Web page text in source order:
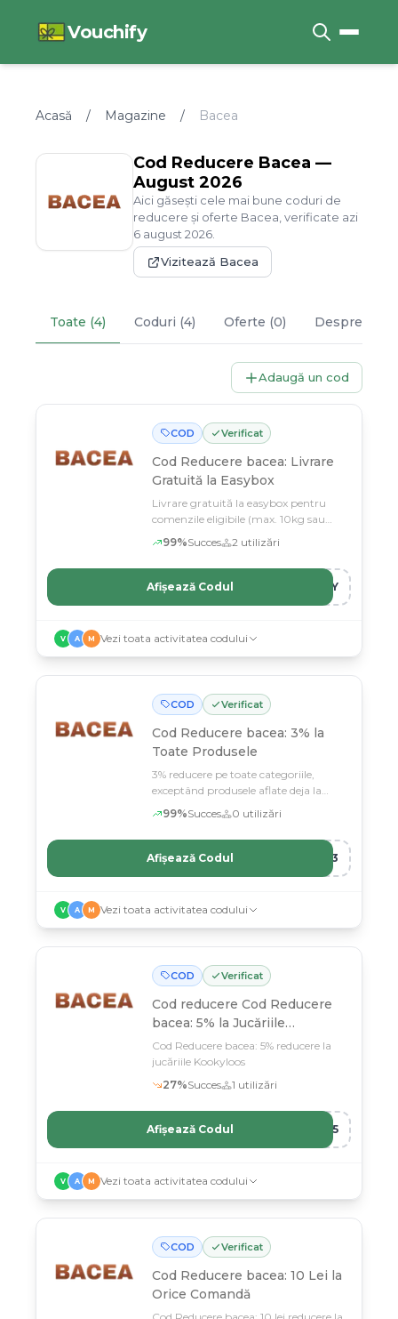
Vouchify
Acasă / Magazine / Bacea
Cod Reducere Bacea —
August 2026
Aici găsești cele mai bune coduri de
reducere și oferte Bacea , verificate azi
6 august 2026
Vizitează Bacea
Toate (4) Coduri (4) Oferte (0) Despre
Adaugă un cod
COD Verificat
Cod Reducere bacea: Livrare
Gratuită la Easybox
Livrare gratuită la easybox pentru
comenzile eligibile (max. 10kg sau
volum echivalent)
99%Succes 2 utilizări
IFY
Afișează Codul
V A M Vezi toata activitatea codului
COD Verificat
Cod Reducere bacea: 3% la
Toate Produsele
3% reducere pe toate categoriile,
exceptând produsele aflate deja la
discount.
99%Succes 0 utilizări
FY3
Afișează Codul
V A M Vezi toata activitatea codului
COD Verificat
Cod reducere Cod Reducere
bacea: 5% la Jucăriile
Kookyloos
Cod Reducere bacea: 5% reducere la
jucăriile Kookyloos
27%Succes 1 utilizări
FY5
Afișează Codul
V A M Vezi toata activitatea codului
COD Verificat
Cod Reducere bacea: 10 Lei la
Orice Comandă